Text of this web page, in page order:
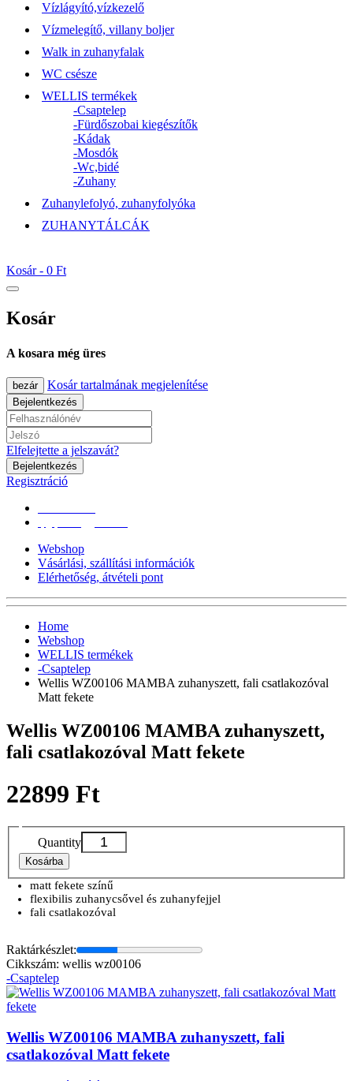
Vízlágyító,vízkezelő
Vízmelegítő, villany boljer
Walk in zuhanyfalak
WC csésze
WELLIS termékek
-Csaptelep
-Fürdőszobai kiegészítők
-Kádak
-Mosdók
-Wc,bidé
-Zuhany
Zuhanylefolyó, zuhanyfolyóka
ZUHANYTÁLCÁK
Kosár - 0 Ft
Kosár
A kosara még üres
bezár Kosár tartalmának megjelenítése
Bejelentkezés
Elfelejtette a jelszavát?
Bejelentkezés
Regisztráció
Webshop
Vásárlási, szállítási információk
Elérhetőség, átvételi pont
Home
Webshop
WELLIS termékek
-Csaptelep
Wellis WZ00106 MAMBA zuhanyszett, fali csatlakozóval
Matt fekete
Wellis WZ00106 MAMBA zuhanyszett,
fali csatlakozóval Matt fekete
22899 Ft
Quantity
Kosárba
matt fekete színű
flexibilis zuhanycsővel és zuhanyfejjel
fali csatlakozóval
Raktárkészlet:
Cikkszám: wellis wz00106
-Csaptelep
Wellis WZ00106 MAMBA zuhanyszett, fali
csatlakozóval Matt fekete